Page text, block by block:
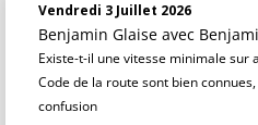
Vendredi 3 Juillet 2026
Benjamin Glaise avec
Existe-t-il une vitesse minimale sur
Code de la route sont bien
confusion